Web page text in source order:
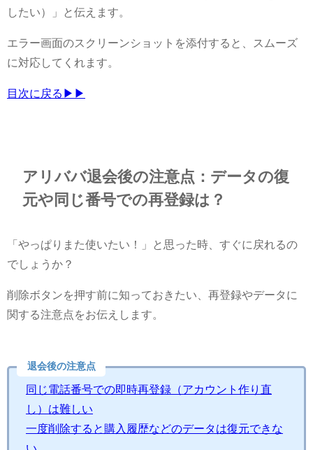
したい）」と伝えます。
エラー画面のスクリーンショットを添付すると、スムーズ
に対応してくれます。
目次に戻る▶▶
アリババ退会後の注意点：データの復
元や同じ番号での再登録は？
「やっぱりまた使いたい！」と思った時、すぐに戻れるの
でしょうか？
削除ボタンを押す前に知っておきたい、再登録やデータに
関する注意点をお伝えします。
退会後の注意点
同じ電話番号での即時再登録（アカウント作り直
し）は難しい
一度削除すると購入履歴などのデータは復元できな